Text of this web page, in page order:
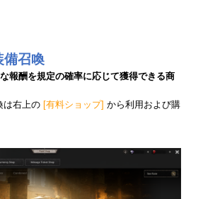
召喚
報酬を規定の確率に応じて獲得できる商
は右上の [有料ショップ]から利用および購